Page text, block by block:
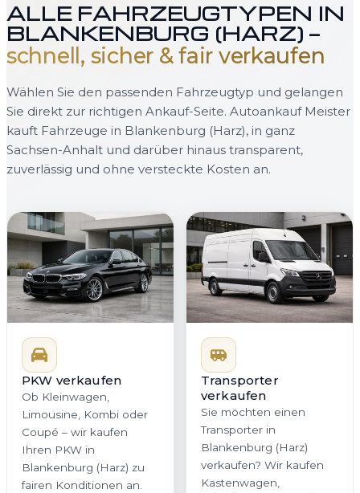
ALLE FAHRZEUGTYPEN IN
BLANKENBURG (HARZ) —
schnell, sicher & fair verkaufen
Wählen Sie den passenden Fahrzeugtyp und gelangen
Sie direkt zur richtigen Ankauf-Seite. Autoankauf Meister
kauft Fahrzeuge in Blankenburg (Harz), in ganz
Sachsen-Anhalt und darüber hinaus transparent,
zuverlässig und ohne versteckte Kosten an.
PKW verkaufen
Ob Kleinwagen,
Limousine, Kombi oder
Coupé – wir kaufen
Ihren PKW in
Blankenburg (Harz) zu
fairen Konditionen an.
Transporter
verkaufen
Sie möchten einen
Transporter in
Blankenburg (Harz)
verkaufen? Wir kaufen
Kastenwagen,